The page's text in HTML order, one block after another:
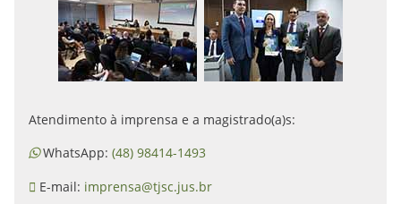
Atendimento à imprensa e a magistrado(a)s:
WhatsApp: (48) 98414-1493
E-mail: imprensa@tjsc.jus.br